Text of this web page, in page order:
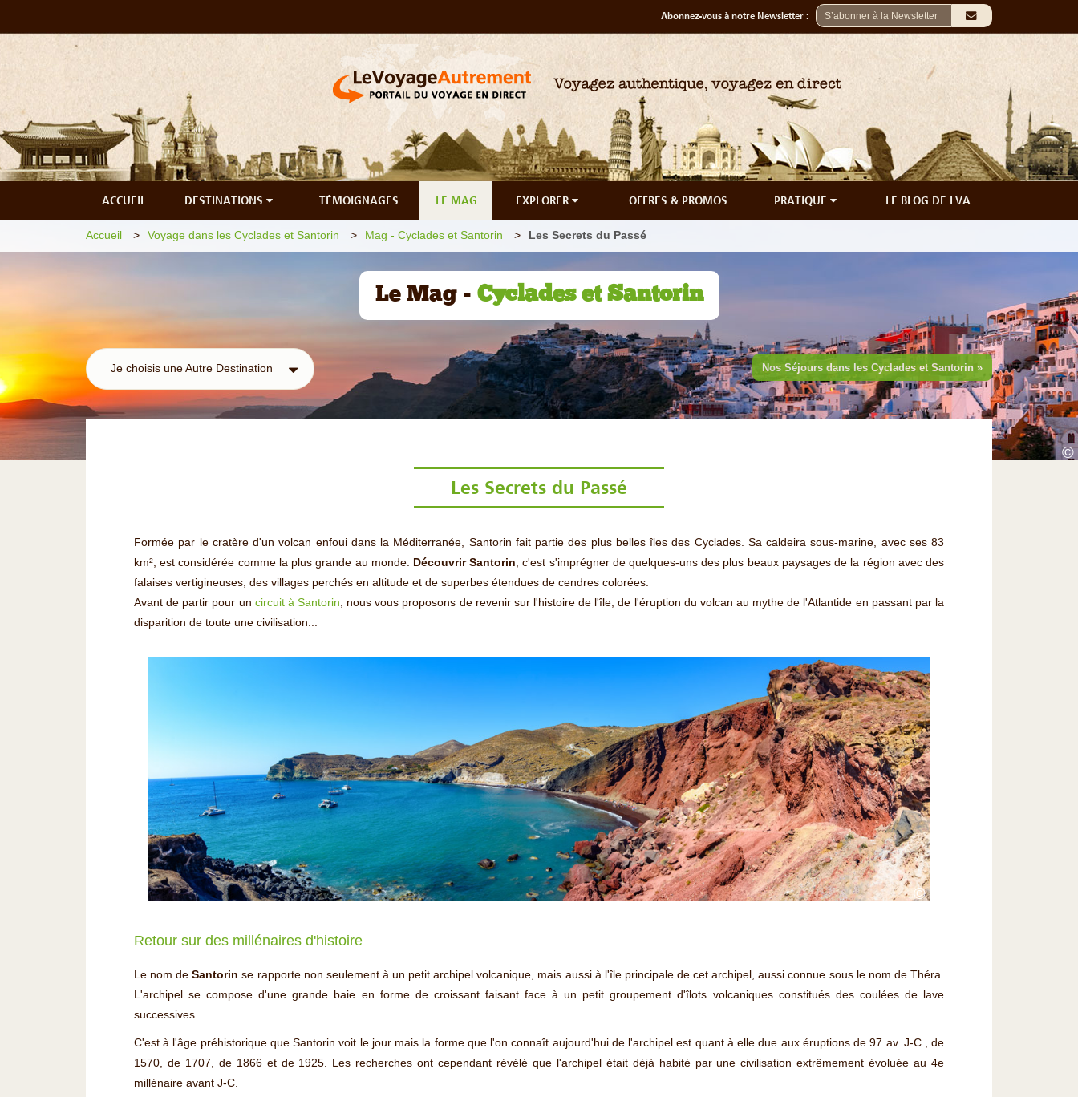
Abonnez-vous à notre Newsletter :
ACCUEIL DESTINATIONS TÉMOIGNAGES LE MAG EXPLORER OFFRES & PROMOS PRATIQUE LE BLOG DE LVA
©
Accueil Voyage dans les Cyclades et Santorin Mag - Cyclades et Santorin Les Secrets du Passé
Le Mag - Cyclades et Santorin
Je choisis une Autre Destination Nos Séjours dans les Cyclades et Santorin »
Les Secrets du Passé
Formée par le cratère d'un volcan enfoui dans la Méditerranée, Santorin fait partie des plus belles îles des Cyclades. Sa caldeira sous-marine, avec ses 83
km², est considérée comme la plus grande au monde. Découvrir Santorin, c'est s'imprégner de quelques-uns des plus beaux paysages de la région avec des
falaises vertigineuses, des villages perchés en altitude et de superbes étendues de cendres colorées.
Avant de partir pour un circuit à Santorin, nous vous proposons de revenir sur l'histoire de l'île, de l'éruption du volcan au mythe de l'Atlantide en passant par la
disparition de toute une civilisation...
©
Retour sur des millénaires d'histoire
Le nom deSantorin se rapporte non seulement à un petit archipel volcanique, mais aussi à l'île principale de cet archipel, aussi connue sous le nom de Théra.
L'archipel se compose d'une grande baie en forme de croissant faisant face à un petit groupement d'îlots volcaniques constitués des coulées de lave
successives.
C'est à l'âge préhistorique que Santorin voit le jour mais la forme que l'on connaît aujourd'hui de l'archipel est quant à elle due aux éruptions de 97 av. J-C., de
1570, de 1707, de 1866 et de 1925. Les recherches ont cependant révélé que l'archipel était déjà habité par une civilisation extrêmement évoluée au 4e
millénaire avant J-C.